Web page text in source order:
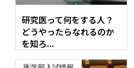
研究医って何をする人？
どうやったらなれるのか
を知ろ...